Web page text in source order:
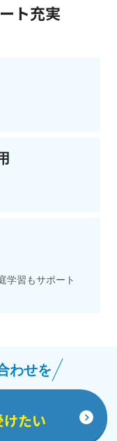
ト充実
学習もサポート
わせを
けたい